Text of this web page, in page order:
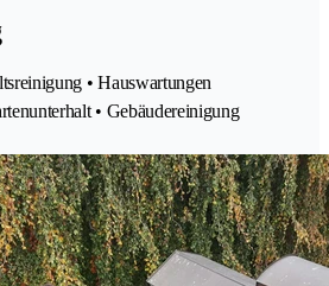
• Hauswartungen
• Gebäudereinigung